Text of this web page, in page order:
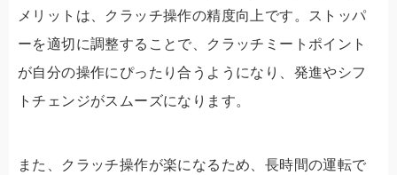
メリットは、クラッチ操作の精度向上です。ストッパ
ーを適切に調整することで、クラッチミートポイント
が自分の操作にぴったり合うようになり、発進やシフ
トチェンジがスムーズになります。
また、クラッチ操作が楽になるため、長時間の運転で